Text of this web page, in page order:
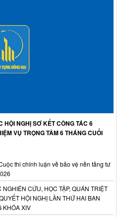
NGHỊ SƠ KẾT CÔNG TÁC 6
VỤ TRỌNG TÂM 6 THÁNG CUỐI
thi chính luận về bảo vệ nền tảng tư
CỨU, HỌC TẬP, QUÁN TRIỆT
HỘI NGHỊ LẦN THỨ HAI BAN
KHÓA XIV